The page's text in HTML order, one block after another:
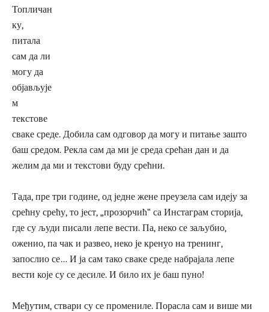
Топличан
ку,
питала
сам да ли
могу да
објављује
м
текстове
сваке среде. Добила сам одговор да могу и питање зашто
баш средом. Рекла сам да ми је среда срећан дан и да
желим да ми и текстови буду срећни.
Тада, пре три године, од једне жене преузела сам идеју за
срећну срећу, то јест, „прозорчић“ са Инстаграм сторија,
где су људи писали лепе вести. Па, неко се заљубио,
оженио, па чак и развео, неко је кренуо на тренинг,
запослио се… И ја сам тако сваке среде набрајала лепе
вести које су се десиле. И било их је баш пуно!
Међутим, ствари су се промениле. Порасла сам и више ми